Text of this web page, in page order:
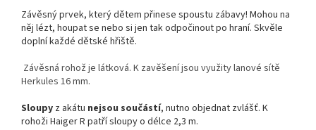
Závěsný prvek, který dětem přinese spoustu zábavy! Mohou na
něj lézt, houpat se nebo si jen tak odpočinout po hraní. Skvěle
doplní každé dětské hřiště.
Závěsná rohož je látková. K zavěšení jsou využity lanové sítě
Herkules 16 mm.
Sloupy z akátu nejsou součástí, nutno objednat zvlášť. K
rohoži Haiger R patří sloupy o délce 2,3 m.